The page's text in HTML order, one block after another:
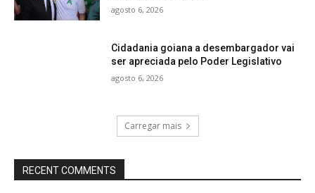
agosto 6, 2026
Cidadania goiana a desembargador vai
ser apreciada pelo Poder Legislativo
agosto 6, 2026
Carregar mais
RECENT COMMENTS